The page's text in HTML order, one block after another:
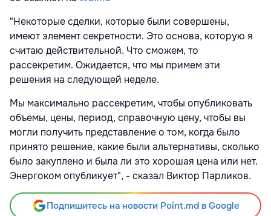
"Некоторые сделки, которые были совершены,
имеют элемент секретности. Это основа, которую я
считаю действительной. Что сможем, то
рассекретим. Ожидается, что мы примем эти
решения на следующей неделе.
Мы максимально рассекретим, чтобы опубликовать
объемы, цены, период, справочную цену, чтобы вы
могли получить представление о том, когда было
принято решение, какие были альтернативы, сколько
было закуплено и была ли это хорошая цена или нет.
Энергоком опубликует", - сказал Виктор Парликов.
Подпишитесь на новости Point.md в Google